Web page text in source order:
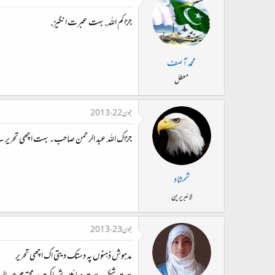
محمد آصف
معطل
جزاکم اللہ. بہت عبرت انگیز.
شمشاد
لائبریرین
جون 22، 2013
جزاک اللہ عبد الرحمن صاحب۔ بہت اچھی
جون 23، 2013
مدہوش ذہنوں پہ دستک دیتی اک اچھی تحریر